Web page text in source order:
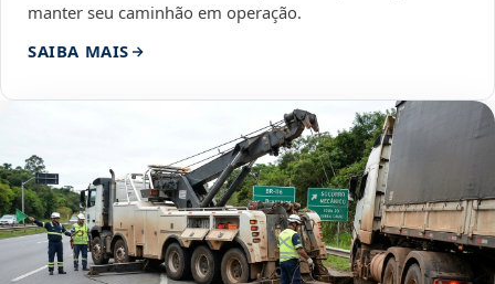
manter seu caminhão em operação.
SAIBA MAIS